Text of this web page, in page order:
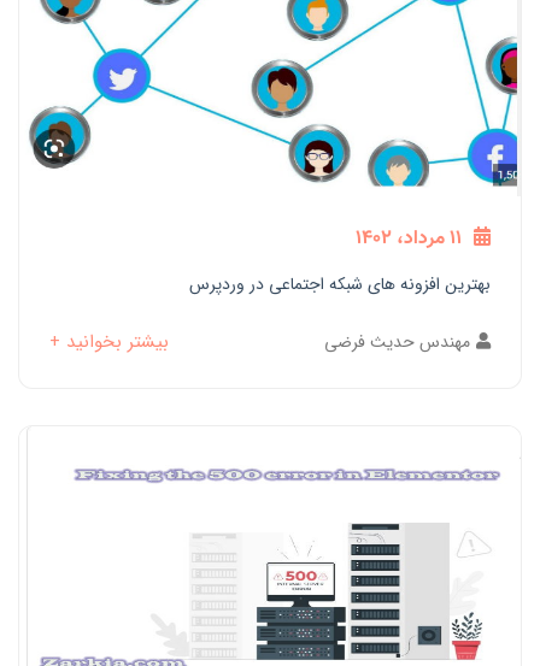
11 مرداد، 1402
بهترین افزونه های شبکه اجتماعی در وردپرس
مهندس حدیث فرضی بیشتر بخوانید +